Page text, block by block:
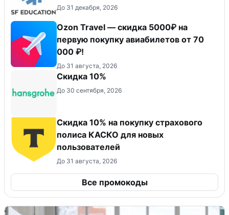
До 31 декабря, 2026
Ozon Travel — скидка 5000₽ на
первую покупку авиабилетов от 70
000 ₽!
До 31 августа, 2026
Скидка 10%
До 30 сентября, 2026
Скидка 10% на покупку страхового
полиса КАСКО для новых
пользователей
До 31 августа, 2026
Все промокоды